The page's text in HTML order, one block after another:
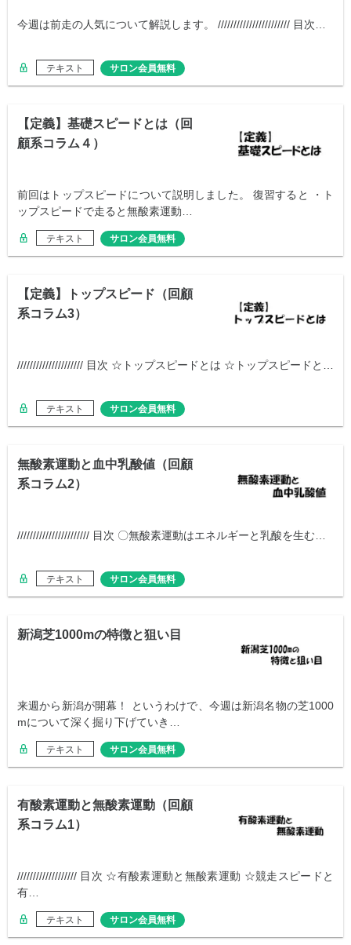
今週は前走の人気について解説します。 /////////////////////// 目次…
テキスト サロン会員無料
【定義】基礎スピードとは（回
顧系コラム４）
前回はトップスピードについて説明しました。 復習すると ・ト
ップスピードで走ると無酸素運動…
テキスト サロン会員無料
【定義】トップスピード（回顧
系コラム3）
///////////////////// 目次 ☆トップスピードとは ☆トップスピードと…
テキスト サロン会員無料
無酸素運動と血中乳酸値（回顧
系コラム2）
/////////////////////// 目次 〇無酸素運動はエネルギーと乳酸を生む…
テキスト サロン会員無料
新潟芝1000mの特徴と狙い目
来週から新潟が開幕！ というわけで、今週は新潟名物の芝1000
mについて深く掘り下げていき…
テキスト サロン会員無料
有酸素運動と無酸素運動（回顧
系コラム1）
/////////////////// 目次 ☆有酸素運動と無酸素運動 ☆競走スピードと
有…
テキスト サロン会員無料